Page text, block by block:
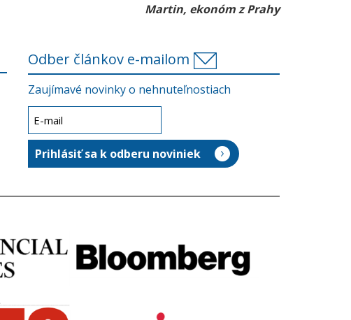
Martin, ekonóm z Prahy
Odber článkov e-mailom
Zaujímavé novinky o nehnuteľnostiach